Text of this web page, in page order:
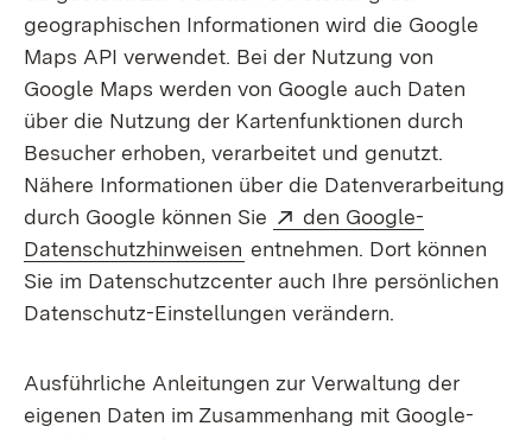
geographischen Informationen wird die Google
Maps API verwendet. Bei der Nutzung von
Google Maps werden von Google auch Daten
über die Nutzung der Kartenfunktionen durch
Besucher erhoben, verarbeitet und genutzt.
Nähere Informationen über die Datenverarbeitung
durch Google können Sie
Extern:
den Google-
Datenschutzhinweisen (Öffnet in neuem Fenster)
entnehmen. Dort können
Sie im Datenschutzcenter auch Ihre persönlichen
Datenschutz-Einstellungen verändern.
Ausführliche Anleitungen zur Verwaltung der
eigenen Daten im Zusammenhang mit Google-